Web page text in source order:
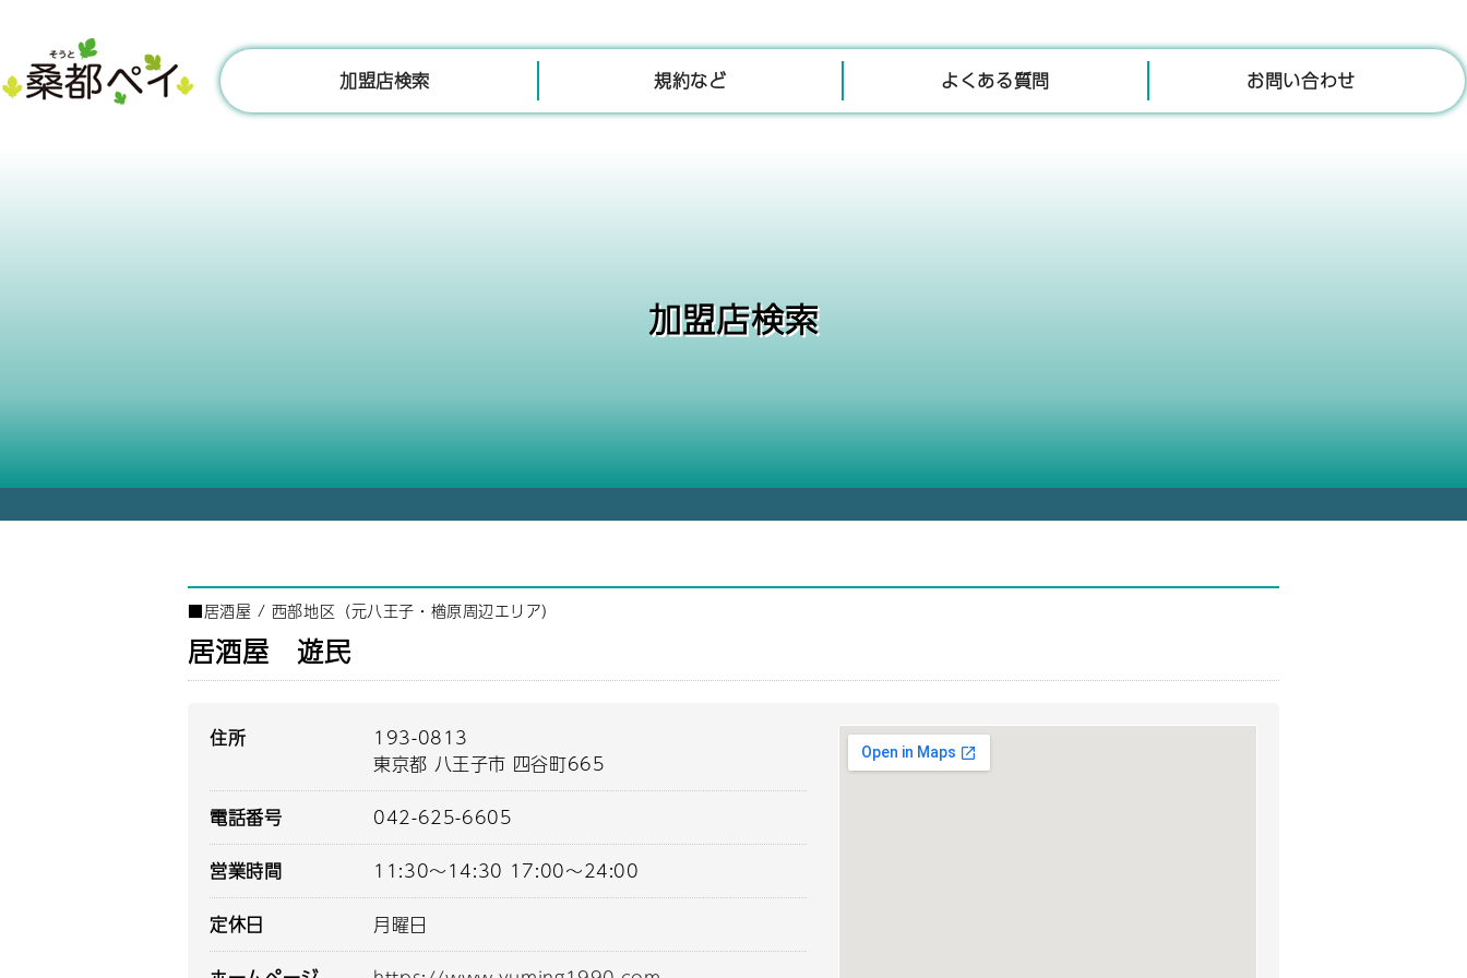
ン
加盟店検索 規約など よくある質問 お問い合わせ
加盟店検索
■居酒屋 / 西部地区（元八王子・楢原周辺エリア）
居酒屋 遊民
住所
193-0813
東京都 八王子市 四谷町665
電話番号
042-625-6605
営業時間
11:30～14:30 17:00～24:00
定休日
月曜日